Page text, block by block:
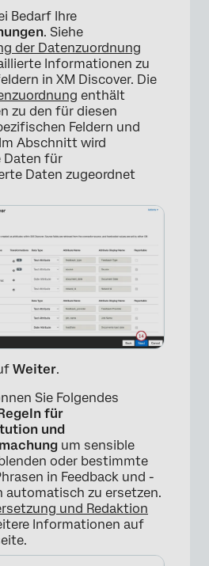
Bedarf Ihre
. Siehe
der Datenzuordnung
Informationen zu
in XM Discover. Die
enthält
zu den für diesen
Feldern und
Im Abschnitt wird
Daten für
Daten zugeordnet
Weiter.
Sie Folgendes
Regeln für
und
um sensible
oder bestimmte
in Feedback und -
automatisch zu ersetzen.
und Redaktion
Informationen auf